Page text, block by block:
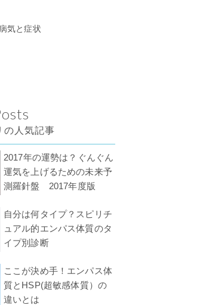
気と症状
の人気記事
2017年の運勢は？ぐんぐん
運気を上げるための未来予
測羅針盤 2017年度版
自分は何タイプ？スピリチ
ュアル的エンパス体質のタ
イプ別診断
ここが決め手！エンパス体
質とHSP(超敏感体質）の
違いとは